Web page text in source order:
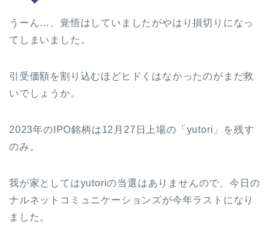
うーん…、覚悟はしていましたがやはり損切りになっ
てしまいました。
引受価額を割り込むほどヒドくはなかったのがまだ救
いでしょうか。
2023年のIPO銘柄は12月27日上場の「yutori」を残す
のみ。
我が家としてはyutoriの当選はありませんので、今日の
ナルネットコミュニケーションズが今年ラストになり
ました。